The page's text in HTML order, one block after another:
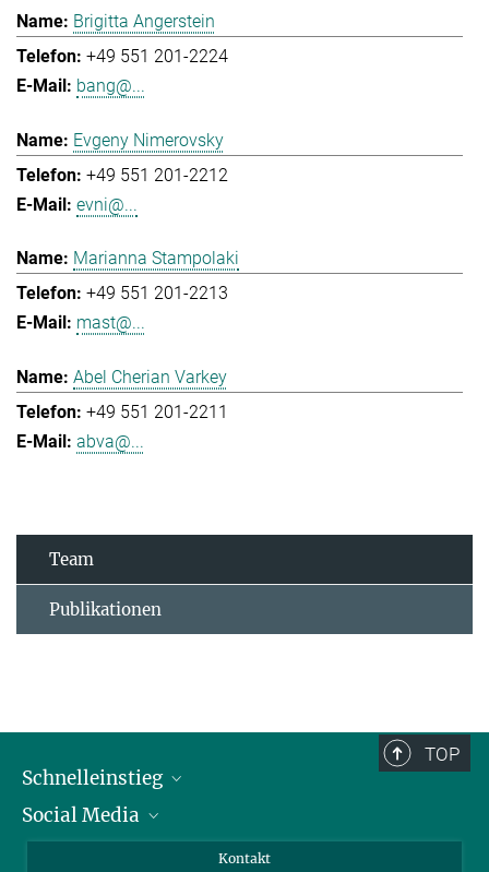
Brigitta Angerstein
+49 551 201-2224
bang@...
Evgeny Nimerovsky
+49 551 201-2212
evni@...
Marianna Stampolaki
+49 551 201-2213
mast@...
Abel Cherian Varkey
+49 551 201-2211
abva@...
Team
Publikationen
TOP
Schnelleinstieg
Alumni
Social Media
Kontakt